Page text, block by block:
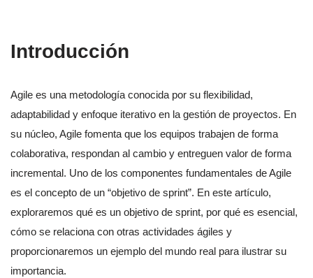
Introducción
Agile es una metodología conocida por su flexibilidad,
adaptabilidad y enfoque iterativo en la gestión de proyectos. En
su núcleo, Agile fomenta que los equipos trabajen de forma
colaborativa, respondan al cambio y entreguen valor de forma
incremental. Uno de los componentes fundamentales de Agile
es el concepto de un “objetivo de sprint”. En este artículo,
exploraremos qué es un objetivo de sprint, por qué es esencial,
cómo se relaciona con otras actividades ágiles y
proporcionaremos un ejemplo del mundo real para ilustrar su
importancia.